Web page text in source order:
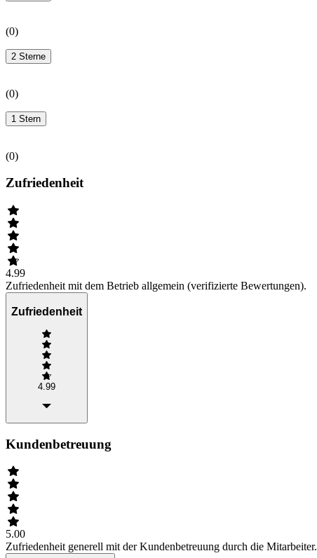
(0)
2 Sterne
(0)
1 Stern
(0)
Zufriedenheit
4.99
Zufriedenheit mit dem Betrieb allgemein (verifizierte Bewertungen).
Zufriedenheit
4.99
Kundenbetreuung
5.00
Zufriedenheit generell mit der Kundenbetreuung durch die Mitarbeiter.